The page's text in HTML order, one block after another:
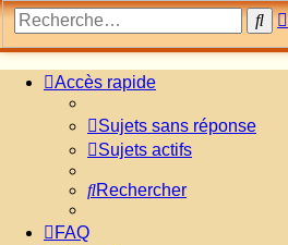
Accès rapide
Sujets sans réponse
Sujets actifs
Rechercher
FAQ